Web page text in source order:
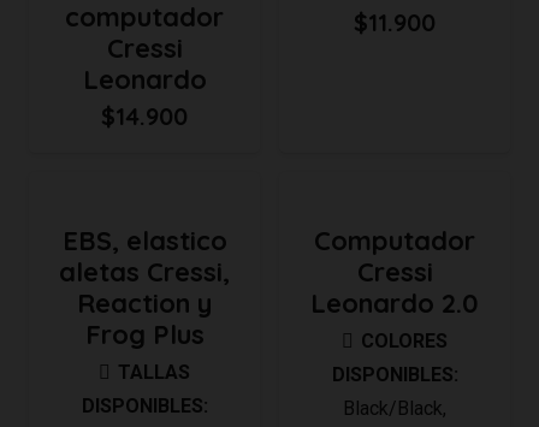
$49.900
computador
Cressi
Leonardo
$14.900
$11.900
EBS, elastico
aletas Cressi,
Reaction y
Frog Plus
TALLAS
DISPONIBLES:
Computador
Cressi
Leonardo 2.0
COLORES
DISPONIBLES:
Black/Black,